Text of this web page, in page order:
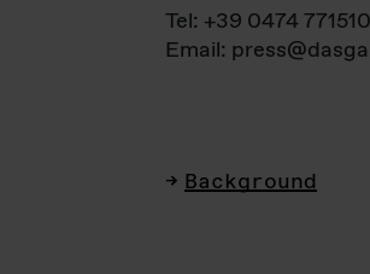
Tel: +39 0474 771510
Email:
Background